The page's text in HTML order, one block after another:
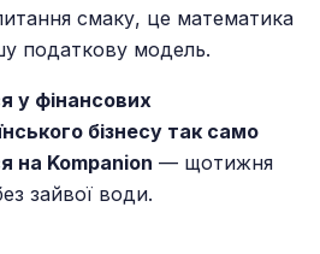
смаку, це математика
податкову модель.
у фінансових
бізнесу так само
на Kompanion — щотижня
зайвої води.